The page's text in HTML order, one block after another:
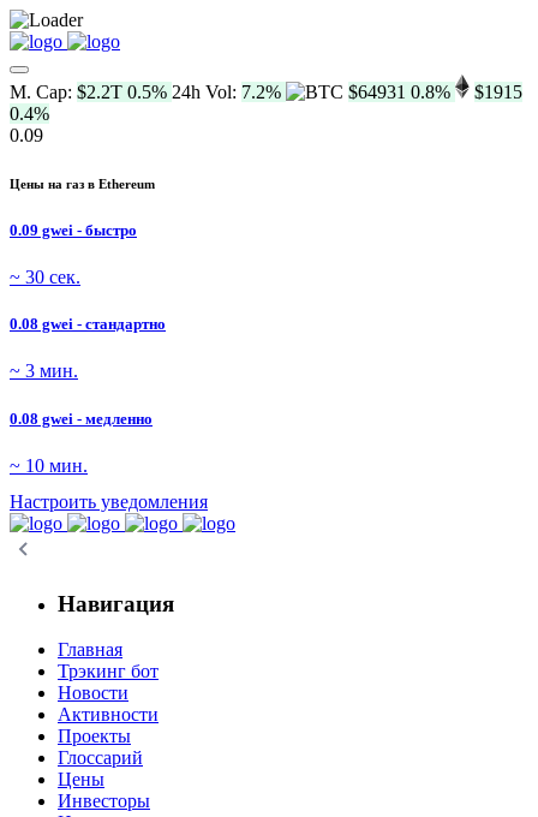
M. Cap: $2.2T 0.5% 24h Vol: 7.2% $64931 0.8%
$1915
0.4%
0.09
Цены на газ в Ethereum
0.09 gwei - быстро
~ 30 сек.
0.08 gwei - стандартно
~ 3 мин.
0.08 gwei - медленно
~ 10 мин.
Настроить уведомления
Навигация
Главная
Трэкинг бот
Новости
Активности
Проекты
Глоссарий
Цены
Инвесторы